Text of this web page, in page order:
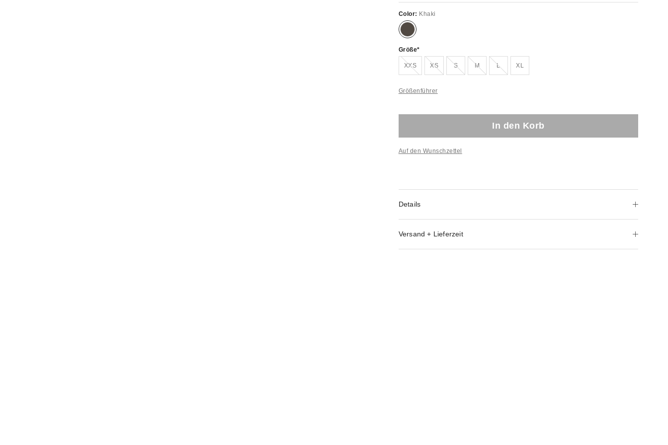
Color: Khaki
Größe
XXSAusverkauft!
XSAusverkauft!
SAusverkauft!
MAusverkauft!
LAusverkauft!
XL
Größenführer
In den Korb
Auf den Wunschzettel
Details
Versand + Lieferzeit